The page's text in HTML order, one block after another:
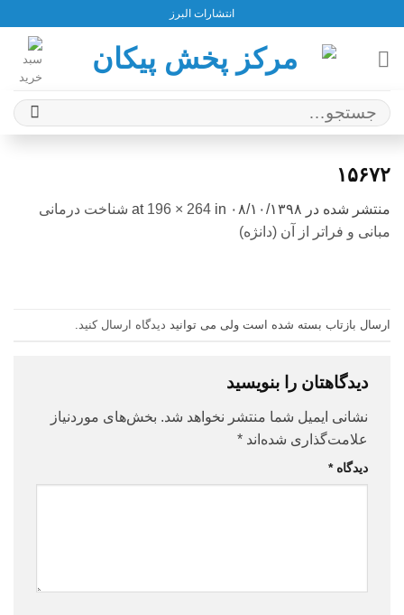
content
انتشارات البرز
جستجو
برای:
۱۵۶۷۲
منتشر شده در ۰۸/۱۰/۱۳۹۸ 196 × 264 in
شناخت درمانی
مبانی و فراتر از آن (دانژه)
ارسال بازتاب بسته شده است ولی می توانید دیدگاه ارسال کنید
دیدگاهتان را بنویسید
نشانی ایمیل شما منتشر نخواهد شد. بخش‌های موردنیاز
علامت‌گذاری شده‌اند *
دیدگاه*